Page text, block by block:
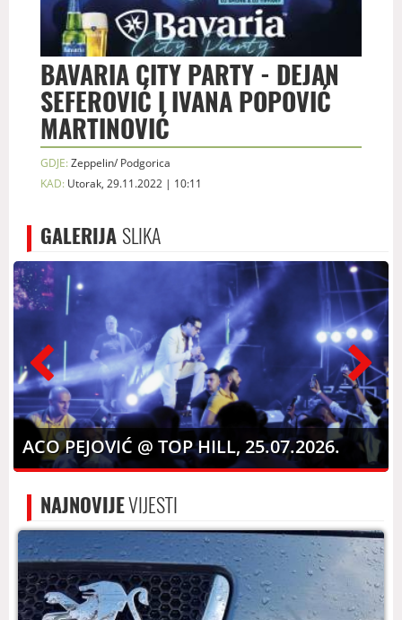
BAVARIA CITY PARTY - DEJAN
SEFEROVIĆ I IVANA POPOVIĆ
MARTINOVIĆ
GDJE:Zeppelin/ Podgorica
KAD: Utorak, 29.11.2022 | 10:11
GALERIJA SLIKA
ACO PEJOVIĆ @ TOP HILL, 25.07.2026.
prev next
NAJNOVIJEVIJESTI